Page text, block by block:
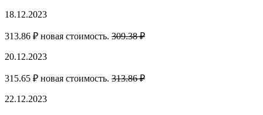
18.12.2023
313.86 ₽ новая стоимость. 309.38 ₽
20.12.2023
315.65 ₽ новая стоимость. 313.86 ₽
22.12.2023